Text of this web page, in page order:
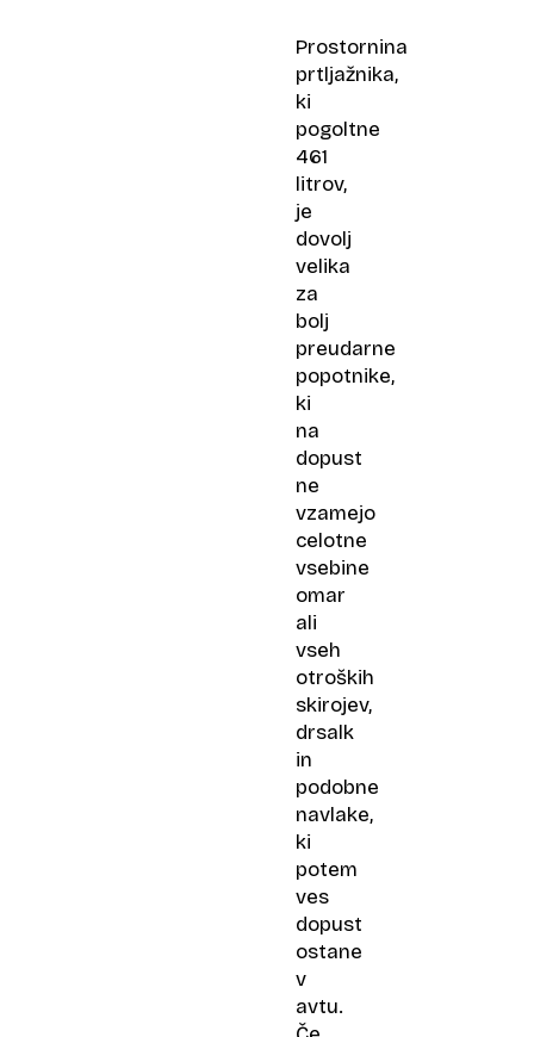
Prostornina
prtljažnika,
ki
pogoltne
461
litrov,
je
dovolj
velika
za
bolj
preudarne
popotnike,
ki
na
dopust
ne
vzamejo
celotne
vsebine
omar
ali
vseh
otroških
skirojev,
drsalk
in
podobne
navlake,
ki
potem
ves
dopust
ostane
v
avtu.